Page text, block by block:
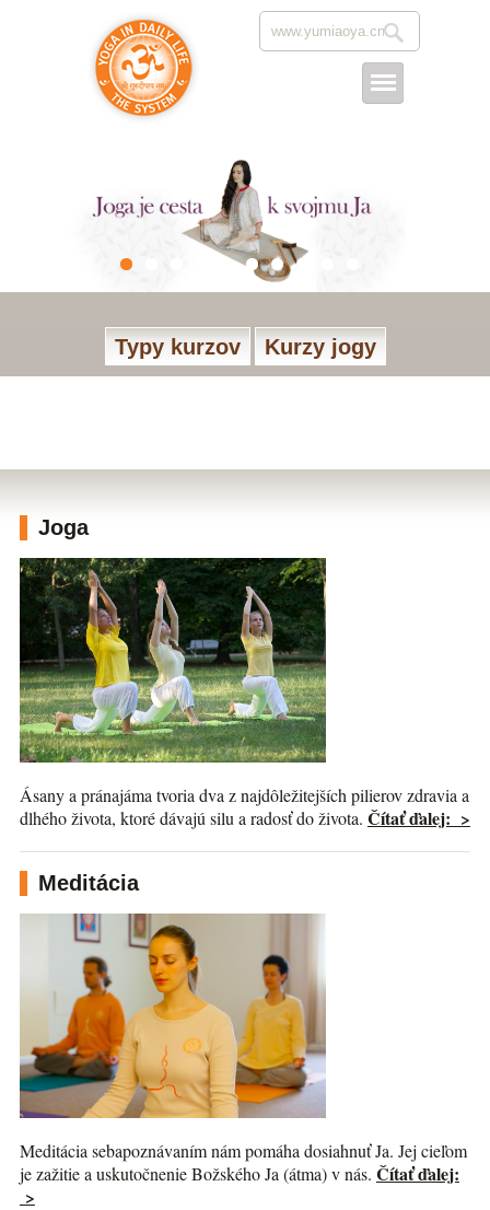
Typy kurzov Kurzy jogy
Joga
Ásany a pránajáma tvoria dva z najdôležitejších pilierov zdravia a
dlhého života, ktoré dávajú silu a radosť do života. Čítať ďalej: >
Meditácia
Meditácia sebapoznávaním nám pomáha dosiahnuť Ja. Jej cieľom
je zažitie a uskutočnenie Božského Ja (átma) v nás. Čítať ďalej:
>